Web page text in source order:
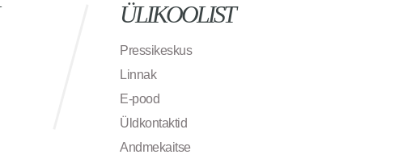
ÜLIKOOLIST
Pressikeskus
Linnak
E-pood
Üldkontaktid
Andmekaitse